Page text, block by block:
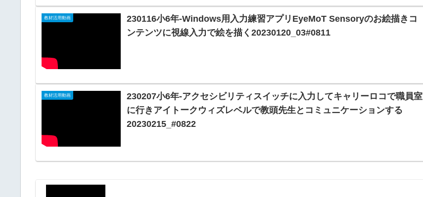
教材活用動画
230116小6年-Windows用入力練習アプリEyeMoT Sensoryのお絵描きコ
ンテンツに視線入力で絵を描く20230120_03#0811
教材活用動画
230207小6年-アクセシビリティスイッチに入力してキャリーロコで職員室
に行きアイトークウィズレベルで教頭先生とコミュニケーションする
20230215_#0822